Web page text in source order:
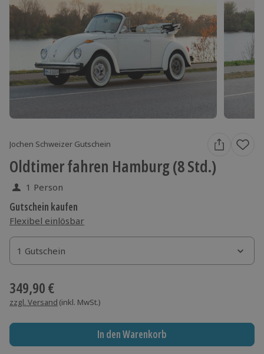
Jochen Schweizer Gutschein
Oldtimer fahren Hamburg (8 Std.)
1 Person
Gutschein kaufen
Flexibel einlösbar
1 Gutschein
1 Gutschein
1 Gutschein
349,90 €
zzgl. Versand (inkl. MwSt.)
In den Warenkorb